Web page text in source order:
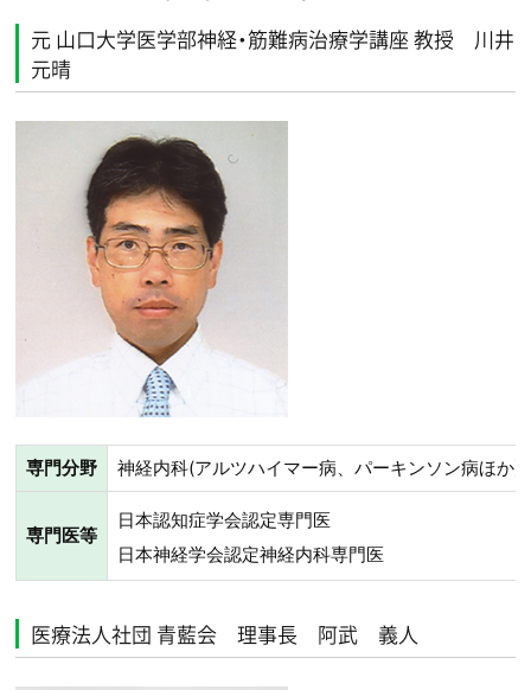
元 山口大学医学部神経・筋難病治療学講座 教授 川井
元晴
専門分野 神経内科(アルツハイマー病、パーキンソン病ほか)
専門医等
日本認知症学会認定専門医
日本神経学会認定神経内科専門医
医療法人社団 青藍会 理事長 阿武 義人